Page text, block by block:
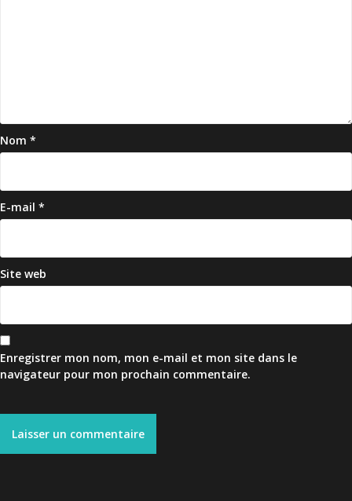
Nom *
E-mail *
Site web
Enregistrer mon nom, mon e-mail et mon site dans le
navigateur pour mon prochain commentaire.